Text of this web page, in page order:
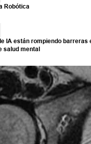
Robótica
IA están rompiendo barreras
salud mental